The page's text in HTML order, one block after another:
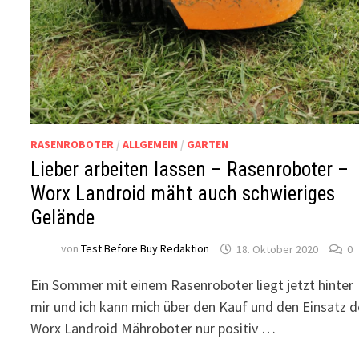
RASENROBOTER /ALLGEMEIN / GARTEN
Lieber arbeiten lassen – Rasenroboter –
Worx Landroid mäht auch schwieriges
Gelände
vonTest Before Buy Redaktion 18. Oktober 2020 0
Ein Sommer mit einem Rasenroboter liegt jetzt hinter
mir und ich kann mich über den Kauf und den Einsatz
Worx Landroid Mähroboter nur positiv …